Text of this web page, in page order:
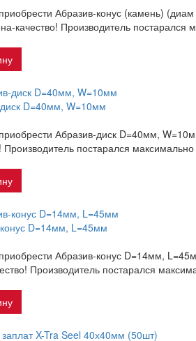
Абразив-конус (камень)
качество! Производитель
D=40мм, W=10мм
Абразив-диск D=40мм,
Производитель постарался
D=14мм, L=45мм
Абразив-конус D=14мм,
Производитель постарался